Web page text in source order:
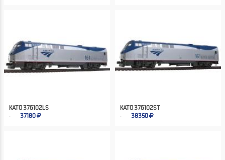
KATO 376102LS
37180
KATO 376102ST
38350